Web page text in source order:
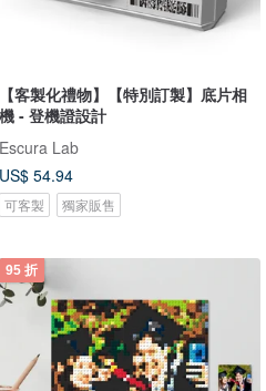
【客製化禮物】【特別訂製】底片相
機 - 登機證設計
Escura Lab
US$ 54.94
可客製 獨家販售
95 折